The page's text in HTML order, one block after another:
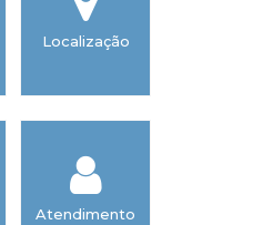
Localização
Atendimento